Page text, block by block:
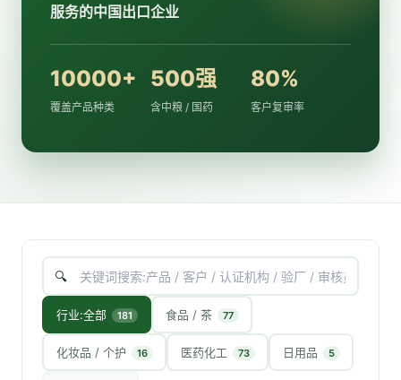
服务的中国出口企业
10000+
覆盖产品种类
500强
含中粮 / 国药
80%
客户复审率
行业:全部 181 食品 / 茶 77
化妆品 / 个护 16 医药化工 73 日用品 5